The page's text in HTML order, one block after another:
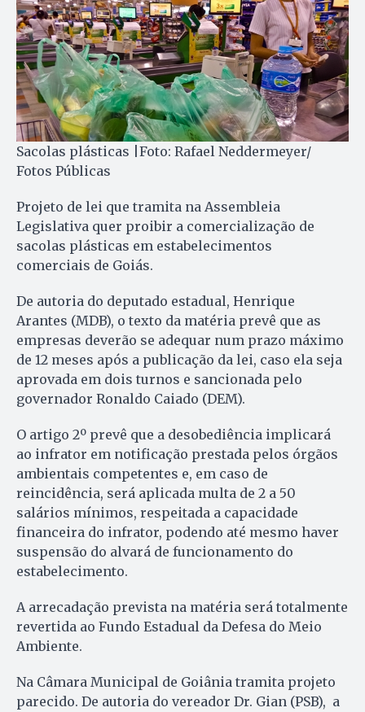
Sacolas plásticas |Foto: Rafael Neddermeyer/
Fotos Públicas
Projeto de lei que tramita na Assembleia
Legislativa quer proibir a comercialização de
sacolas plásticas em estabelecimentos
comerciais de Goiás.
De autoria do deputado estadual, Henrique
Arantes (MDB), o texto da matéria prevê que as
empresas deverão se adequar num prazo máximo
de 12 meses após a publicação da lei, caso ela seja
aprovada em dois turnos e sancionada pelo
governador Ronaldo Caiado (DEM).
O artigo 2º prevê que a desobediência implicará
ao infrator em notificação prestada pelos órgãos
ambientais competentes e, em caso de
reincidência, será aplicada multa de 2 a 50
salários mínimos, respeitada a capacidade
financeira do infrator, podendo até mesmo haver
suspensão do alvará de funcionamento do
estabelecimento.
A arrecadação prevista na matéria será totalmente
revertida ao Fundo Estadual da Defesa do Meio
Ambiente.
Na Câmara Municipal de Goiânia tramita projeto
parecido. De autoria do vereador Dr. Gian (PSB), a